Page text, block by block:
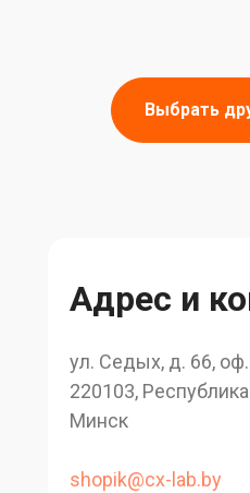
Выбрать
ул. Седых, д. 66,
220103,
Минск
shopik@cx-lab.by
Адрес и